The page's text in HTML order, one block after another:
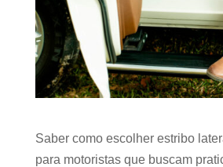
Saber como escolher estribo
para motoristas que buscam